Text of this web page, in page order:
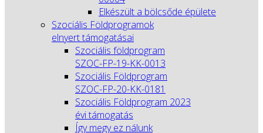
Elkészült a bölcsőde épülete
Szociális Földprogramok
elnyert támogatásai
Szociális földprogram
SZOC-FP-19-KK-0013
Szociális Földprogram
SZOC-FP-20-KK-0181
Szociális Földprogram 2023
évi támogatás
Így megy ez nálunk